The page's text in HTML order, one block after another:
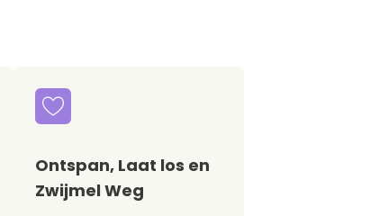
Ontspan, Laat los en
Zwijmel Weg